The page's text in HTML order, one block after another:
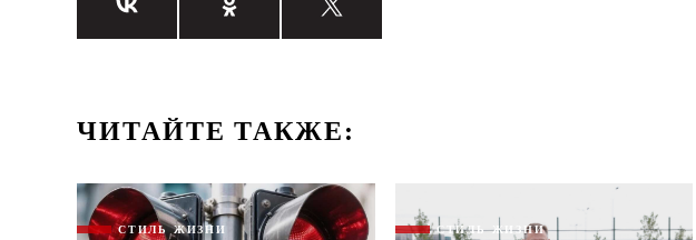
ЧИТАЙТЕ ТАКЖЕ:
СТИЛЬ ЖИЗНИ СТИЛЬ ЖИЗНИ